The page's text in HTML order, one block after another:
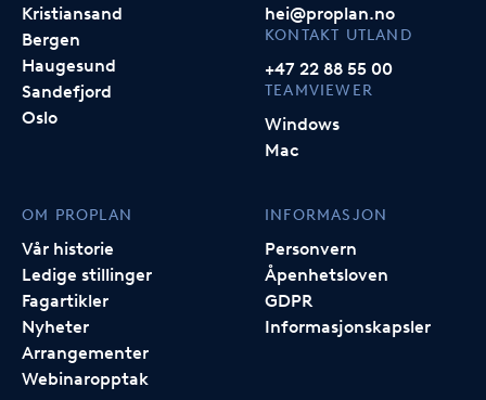
Kristiansand
Bergen
Haugesund
Sandefjord
Oslo
hei@proplan.no
KONTAKT UTLAND
+47 22 88 55 00
TEAMVIEWER
Windows
Mac
OM PROPLAN
Vår historie
Ledige stillinger
Fagartikler
Nyheter
Arrangementer
Webinaropptak
INFORMASJON
Personvern
Åpenhetsloven
GDPR
Informasjonskapsler